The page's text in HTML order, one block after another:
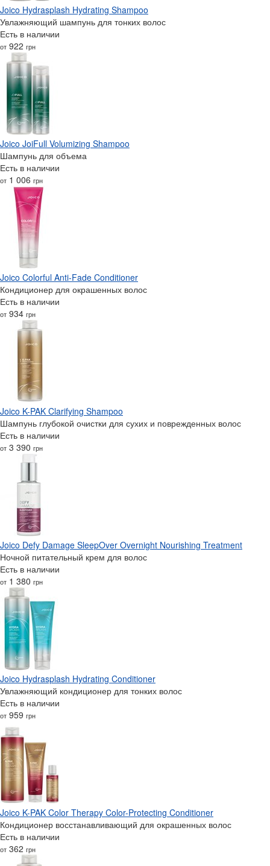
Joico Hydrasplash Hydrating Shampoo
Увлажняющий шампунь для тонких волос
Есть в наличии
от 922 грн
Joico JoiFull Volumizing Shampoo
Шампунь для объема
Есть в наличии
от 1 006 грн
Joico Colorful Anti-Fade Conditioner
Кондиционер для окрашенных волос
Есть в наличии
от 934 грн
Joico K-PAK Clarifying Shampoo
Шампунь глубокой очистки для сухих и поврежденных волос
Есть в наличии
от 3 390 грн
Joico Defy Damage SleepOver Overnight Nourishing Treatment
Ночной питательный крем для волос
Есть в наличии
от 1 380 грн
Joico Hydrasplash Hydrating Conditioner
Увлажняющий кондиционер для тонких волос
Есть в наличии
от 959 грн
Joico K-PAK Color Therapy Color-Protecting Conditioner
Кондиционер восстанавливающий для окрашенных волос
Есть в наличии
от 362 грн